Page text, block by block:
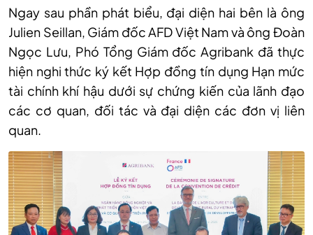
Ngay sau phần phát biểu, đại diện hai bên là ông
Julien Seillan, Giám đốc AFD Việt Nam và ông Đoàn
Ngọc Lưu, Phó Tổng Giám đốc Agribank đã thực
hiện nghi thức ký kết Hợp đồng tín dụng Hạn mức
tài chính khí hậu dưới sự chứng kiến của lãnh đạo
các cơ quan, đối tác và đại diện các đơn vị liên
quan.